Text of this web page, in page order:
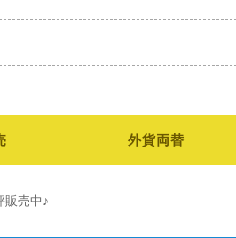
外貨両替
販売中♪